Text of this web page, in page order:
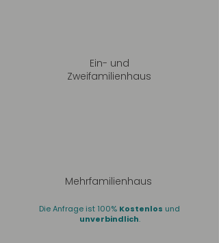
Ein- und
Zweifamilienhaus
Mehrfamilienhaus
Die Anfrage ist 100% Kostenlos und
unverbindlich.